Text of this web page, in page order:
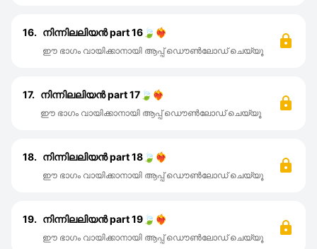
16. നിന്നിലലിയൻ part 16🍃❤️‍🔥
ഈ ഭാഗം വായിക്കാനായി ആപ്പ് ഡൌൺലോഡ് ചെയ്യൂ
17. നിന്നിലലിയൻ part 17🍃❤️‍🔥
ഈ ഭാഗം വായിക്കാനായി ആപ്പ് ഡൌൺലോഡ് ചെയ്യൂ
18. നിന്നിലലിയൻ part 18🍃❤️‍🔥
ഈ ഭാഗം വായിക്കാനായി ആപ്പ് ഡൌൺലോഡ് ചെയ്യൂ
19. നിന്നിലലിയൻ part 19🍃❤️‍🔥
ഈ ഭാഗം വായിക്കാനായി ആപ്പ് ഡൌൺലോഡ് ചെയ്യൂ